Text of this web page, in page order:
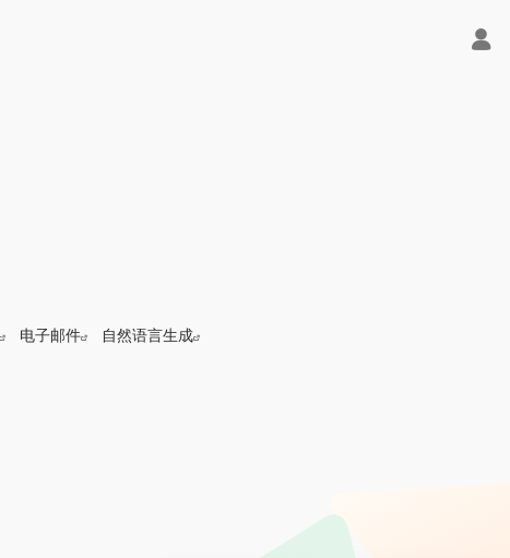
电子邮件 自然语言生成